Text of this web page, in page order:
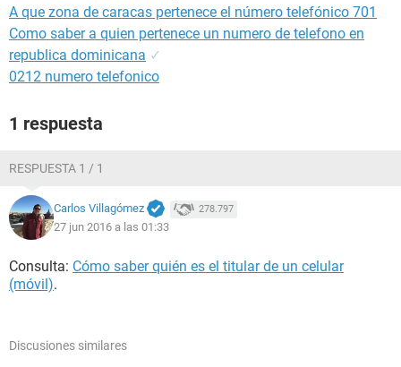
A que zona de caracas pertenece el número telefónico 701
Como saber a quien pertenece un numero de telefono en
republica dominicana ✓
0212 numero telefonico
1 respuesta
RESPUESTA 1 / 1
Carlos Villagómez 278.797
27 jun 2016 a las 01:33
Consulta: Cómo saber quién es el titular de un celular
(móvil).
Discusiones similares